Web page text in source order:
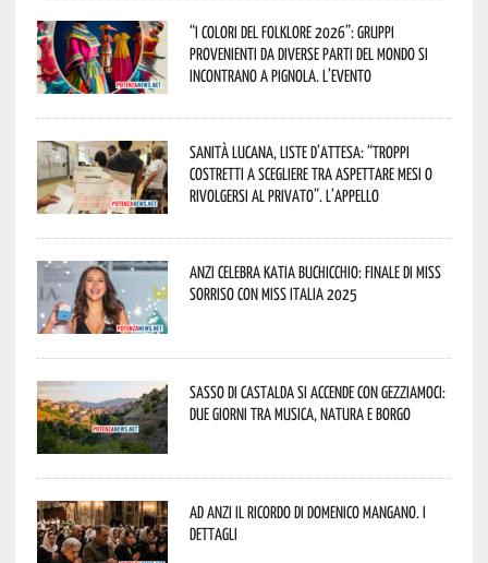
“I Colori del Folklore 2026”: gruppi
provenienti da diverse parti del mondo si
incontrano a Pignola. L’evento
Sanità lucana, liste d’attesa: “Troppi
costretti a scegliere tra aspettare mesi o
rivolgersi al privato”. L’appello
Anzi celebra Katia Buchicchio: finale di Miss
Sorriso con Miss Italia 2025
Sasso di Castalda si accende con Gezziamoci:
due giorni tra musica, natura e borgo
Ad Anzi il ricordo di Domenico Mangano. I
dettagli